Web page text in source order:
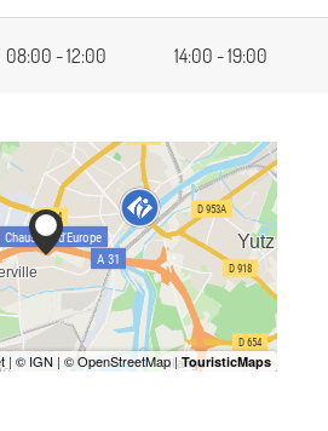
08:00 - 12:00 14:00 - 19:00